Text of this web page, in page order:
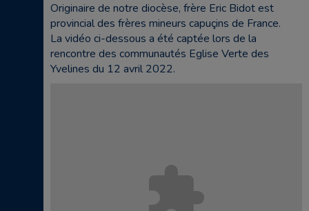
Originaire de notre diocèse, frère Eric Bidot est
provincial des frères mineurs capuçins de France.
La vidéo ci-dessous a été captée lors de la
rencontre des communautés Eglise Verte des
Yvelines du 12 avril 2022.